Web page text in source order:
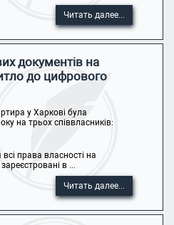
Читать далее...
документів на
до цифрового
у Харкові була
на трьох співвласників:
права власності на
в ...
Читать далее...